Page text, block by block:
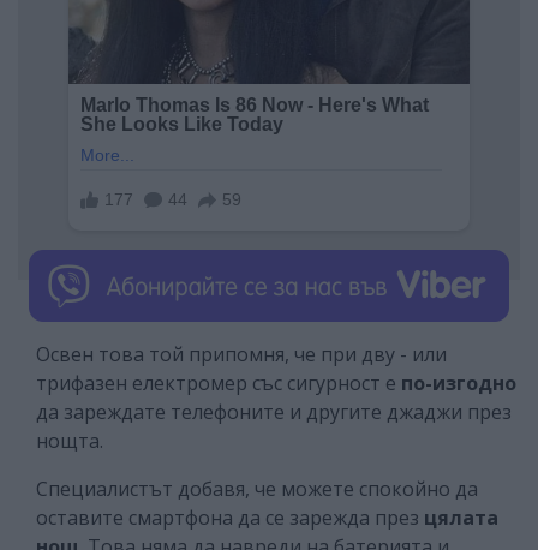
Освен това той припомня, че при дву - или
трифазен електромер със сигурност е по-изгодно
да зареждате телефоните и другите джаджи през
нощта.
Специалистът добавя, че можете спокойно да
оставите смартфона да се зарежда през цялата